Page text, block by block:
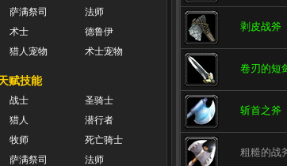
萨满祭司
法师
术士
德鲁伊
猎人宠物
术士宠物
赋技能
战士
圣骑士
猎人
潜行者
牧师
死亡骑士
萨满祭司
法师
剥皮战斧
卷刃的短
斩首之斧
粗糙的战